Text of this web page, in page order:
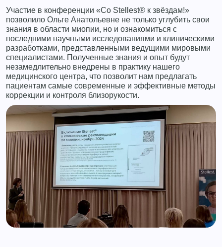
Участие в конференции «Со Stellest® к звёздам!»
позволило Ольге Анатольевне не только углубить свои
знания в области миопии, но и ознакомиться с
последними научными исследованиями и клиническими
разработками, представленными ведущими мировыми
специалистами. Полученные знания и опыт будут
незамедлительно внедрены в практику нашего
медицинского центра, что позволит нам предлагать
пациентам самые современные и эффективные методы
коррекции и контроля близорукости.